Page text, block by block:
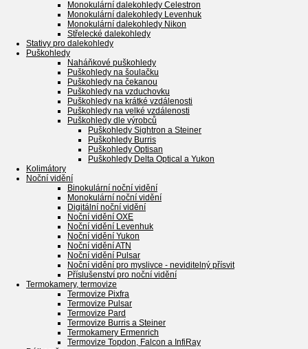
Monokulární dalekohledy Celestron
Monokulární dalekohledy Levenhuk
Monokulární dalekohledy Nikon
Střelecké dalekohledy
Stativy pro dalekohledy
Puškohledy
Naháňkové puškohledy
Puškohledy na šoulačku
Puškohledy na čekanou
Puškohledy na vzduchovku
Puškohledy na krátké vzdálenosti
Puškohledy na velké vzdálenosti
Puškohledy dle výrobců
Puškohledy Sightron a Steiner
Puškohledy Burris
Puškohledy Optisan
Puškohledy Delta Optical a Yukon
Kolimátory
Noční vidění
Binokulární noční vidění
Monokulární noční vidění
Digitální noční vidění
Noční vidění OXE
Noční vidění Levenhuk
Noční vidění Yukon
Noční vidění ATN
Noční vidění Pulsar
Noční vidění pro myslivce - neviditelný přísvit
Příslušenství pro noční vidění
Termokamery, termovize
Termovize Pixfra
Termovize Pulsar
Termovize Pard
Termovize Burris a Steiner
Termokamery Ermenrich
Termovize Topdon, Falcon a InfiRay